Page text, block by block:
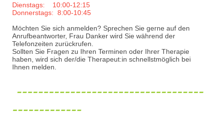
Dienstags: 10:00-12:15
Donnerstags: 8:00-10:45
Möchten Sie sich anmelden? Sprechen Sie gerne auf den
Anrufbeantworter, Frau Danker wird Sie während der
Telefonzeiten zurückrufen.
Sollten Sie Fragen zu Ihren Terminen oder Ihrer Therapie
haben, wird sich der/die Therapeut:in schnellstmöglich bei
Ihnen melden.
-----------------------------------
-------------